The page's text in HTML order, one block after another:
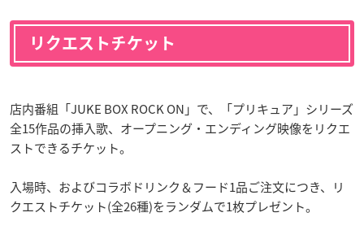
リクエストチケット
店内番組「JUKE BOX ROCK ON」で、「プリキュア」シリーズ
全15作品の挿入歌、オープニング・エンディング映像をリクエ
ストできるチケット。
入場時、およびコラボドリンク＆フード1品ご注文につき、リ
クエストチケット(全26種)をランダムで1枚プレゼント。